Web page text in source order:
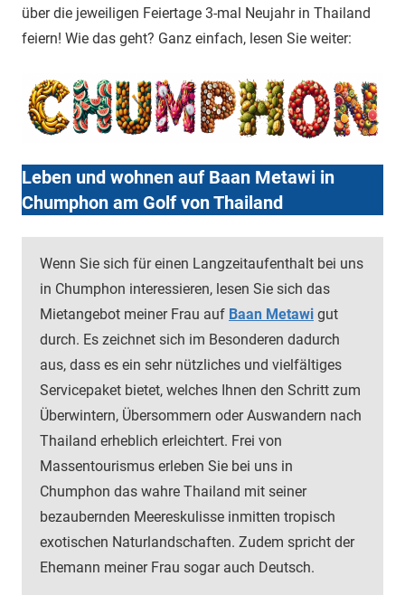
über die jeweiligen Feiertage 3-mal Neujahr in Thailand
feiern! Wie das geht? Ganz einfach, lesen Sie weiter:
Leben und wohnen auf Baan Metawi in
Chumphon am Golf von Thailand
Wenn Sie sich für einen Langzeitaufenthalt bei uns
in Chumphon interessieren, lesen Sie sich das
Mietangebot meiner Frau auf Baan Metawi gut
durch. Es zeichnet sich im Besonderen dadurch
aus, dass es ein sehr nützliches und vielfältiges
Servicepaket bietet, welches Ihnen den Schritt zum
Überwintern, Übersommern oder Auswandern nach
Thailand erheblich erleichtert. Frei von
Massentourismus erleben Sie bei uns in
Chumphon das wahre Thailand mit seiner
bezaubernden Meereskulisse inmitten tropisch
exotischen Naturlandschaften. Zudem spricht der
Ehemann meiner Frau sogar auch Deutsch.